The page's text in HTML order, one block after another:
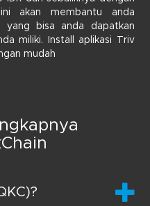
akan membantu anda
yang bisa anda dapatkan
miliki. Install aplikasi Triv
mudah